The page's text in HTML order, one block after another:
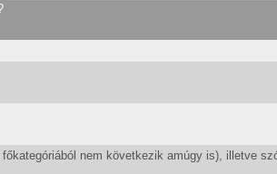
nem következik amúgy is), illetve